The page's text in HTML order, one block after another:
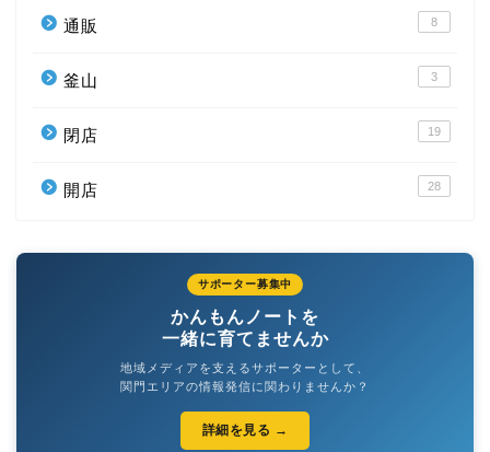
通販 8
釜山 3
閉店 19
開店 28
サポーター募集中
かんもんノートを
一緒に育てませんか
地域メディアを支えるサポーターとして、
関門エリアの情報発信に関わりませんか？
詳細を見る →